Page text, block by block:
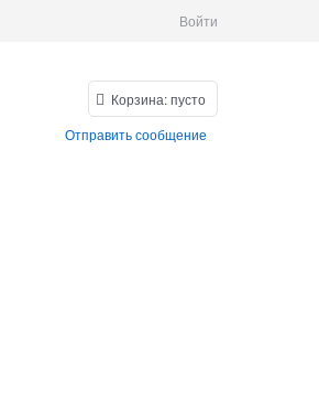
Войти
Корзина:пусто
Отправить сообщение